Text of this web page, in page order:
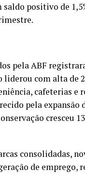
positivo de
pela ABF
com alta de
cafeterias e
pela
cresceu
consolidadas,
de emprego,